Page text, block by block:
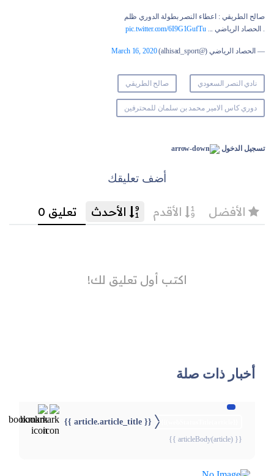
صالح الطريقي : اعطاء النصر بطولة الدوري ظلم
. الحصاد الرياضي ...pic.twitter.com/6I9G1GufTu
— الحصاد الرياضي (@alhisad_sport) March 16, 2020
نادي النصر السعودي صالح الطريقي
دوري كاس الامير محمد بن سلمان للمحترفين
تسجيل الدخول
أضف تعليقك
أخبار ذات صلة
{{ article.article_title }}
{{ articleBody(article) }}